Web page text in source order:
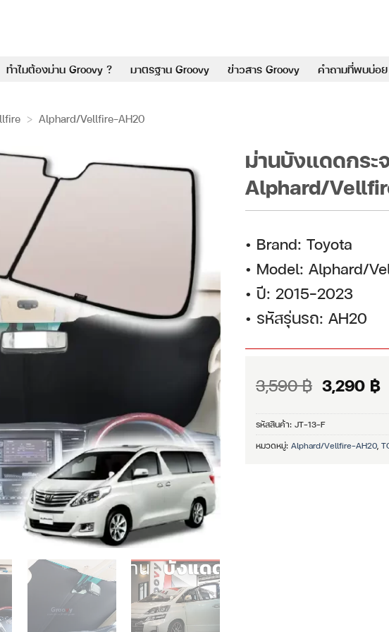
ทำไมต้องม่าน Groovy ? มาตรฐาน Groovy ข่าวสาร Groovy คำถามที่พบบ่อย
> Alphard/Vellfire-AH20
ม่านบังแดดกระ
Alphard/
• Brand: Toyota
• Model: Alphard/
• ปี: 2015–2023
• รหัสรุ่นรถ: AH20
3,590฿ Original
price
was:
3,590 ฿.
3,290 ฿
รหัสสินค้า: JT-13-F
หมวดหมู่: Alphard/Vellfire-AH20,